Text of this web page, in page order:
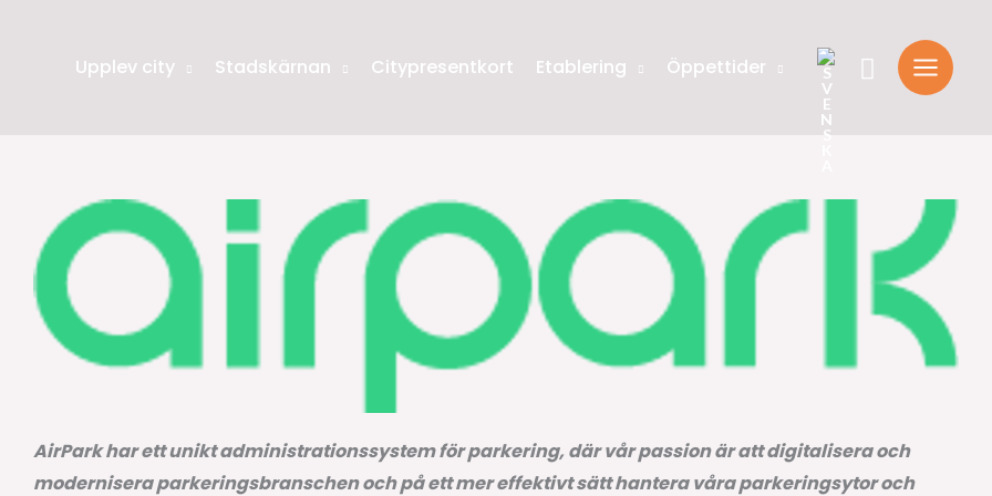
Upplev city Stadskärnan Citypresentkort Etablering Öppettider Sök
AirPark har ett unikt administrationssystem för parkering, där vår passion är att digitalisera och
modernisera parkeringsbranschen och på ett mer effektivt sätt hantera våra parkeringsytor och